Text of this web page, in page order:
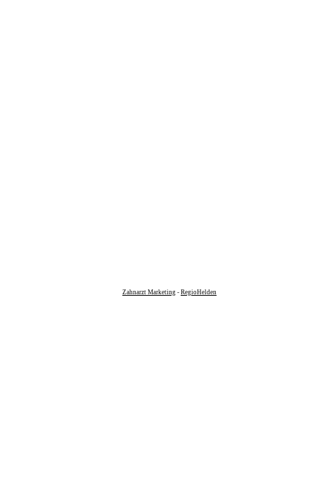
Zahnarzt Marketing - RegioHelden